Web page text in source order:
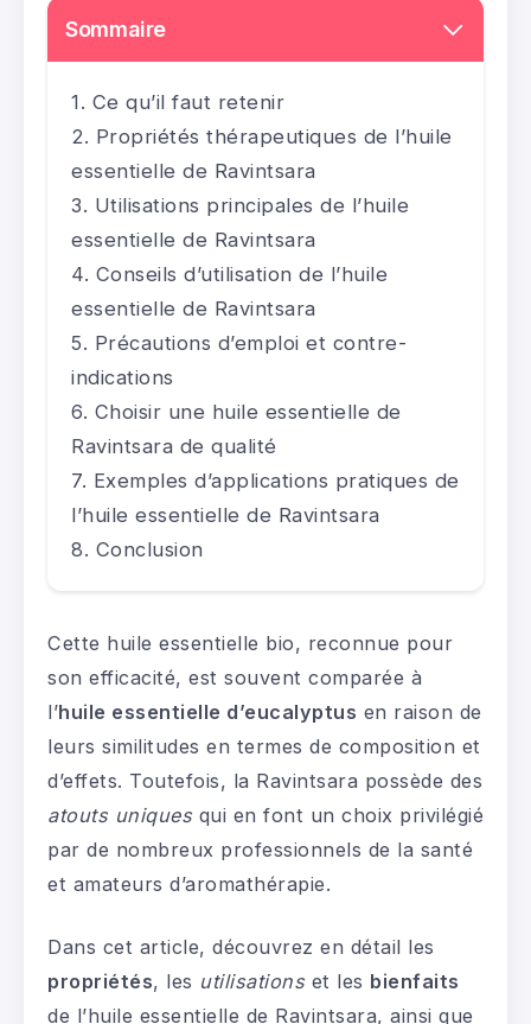
Sommaire
Ce qu’il faut retenir
Propriétés thérapeutiques de l’huile
essentielle de Ravintsara
Utilisations principales de l’huile
essentielle de Ravintsara
Conseils d’utilisation de l’huile
essentielle de Ravintsara
Précautions d’emploi et contre-
indications
Choisir une huile essentielle de
Ravintsara de qualité
Exemples d’applications pratiques de
l’huile essentielle de Ravintsara
Conclusion
Cette huile essentielle bio, reconnue pour
son efficacité, est souvent comparée à
l’huile essentielle d’eucalyptus en raison de
leurs similitudes en termes de composition et
d’effets. Toutefois, la Ravintsara possède des
atouts uniques qui en font un choix privilégié
par de nombreux professionnels de la santé
et amateurs d’aromathérapie.
Dans cet article, découvrez en détail les
propriétés, les utilisations et les bienfaits
de l’huile essentielle de Ravintsara, ainsi que